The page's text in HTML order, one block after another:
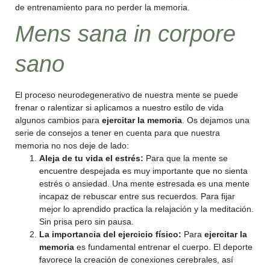
de entrenamiento para no perder la memoria.
Mens sana in corpore
sano
El proceso neurodegenerativo de nuestra mente se puede
frenar o ralentizar si aplicamos a nuestro estilo de vida
algunos cambios para ejercitar la memoria . Os dejamos una
serie de consejos a tener en cuenta para que nuestra
memoria no nos deje de lado:
Aleja de tu vida el estrés: Para que la mente se
encuentre despejada es muy importante que no sienta
estrés o ansiedad. Una mente estresada es una mente
incapaz de rebuscar entre sus recuerdos. Para fijar
mejor lo aprendido practica la relajación y la meditación.
Sin prisa pero sin pausa.
La importancia del ejercicio físico: Para ejercitar la
memoria es fundamental entrenar el cuerpo. El deporte
favorece la creación de conexiones cerebrales, así